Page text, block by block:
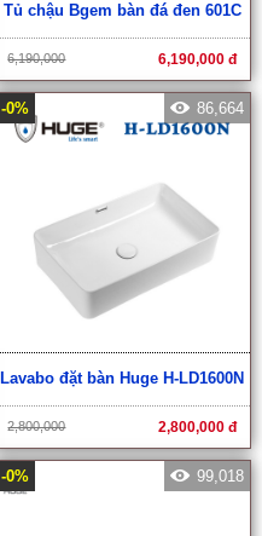
Tủ chậu Bgem bàn đá đen 601C
6,190,000 6,190,000 đ
-0% 86,664
Lavabo đặt bàn Huge H-LD1600N
2,800,000 2,800,000 đ
-0% 99,018